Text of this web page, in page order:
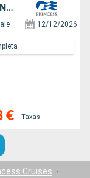
ESTADOS UNIDOS, REPÚBLICA DOMINICANA, ARUBA
12/12/2026
€ +Taxas
Cruises